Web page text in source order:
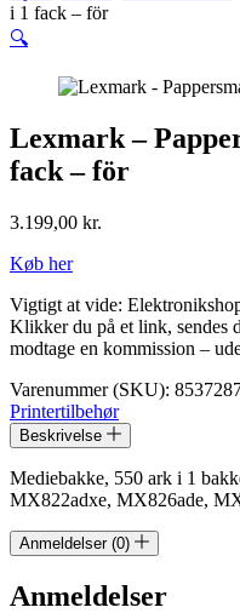
i 1 fack – för
🔍
Lexmark –
fack – för
3.199,00 kr.
Køb her
Vigtigt at vide:
Klikker du på et link, sendes
modtage en kommission –
Varenummer (SKU):
Printertilbehør
Beskrivelse
Mediebakke, 550 ark i 1
MX822adxe, MX826ade,
Anmeldelser (0)
Anmeldelser